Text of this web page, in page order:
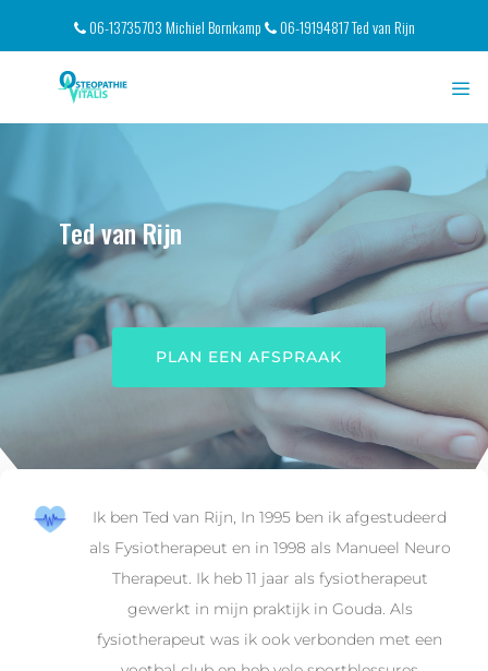
06-13735703 Michiel Bornkamp 06-19194817 Ted van Rijn
Ted van Rijn
PLAN EEN AFSPRAAK
Ik ben Ted van Rijn, In 1995 ben ik afgestudeerd
als Fysiotherapeut en in 1998 als Manueel Neuro
Therapeut. Ik heb 11 jaar als fysiotherapeut
gewerkt in mijn praktijk in Gouda. Als
fysiotherapeut was ik ook verbonden met een